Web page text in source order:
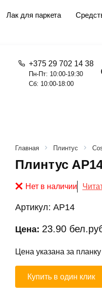
Лак для паркета
+375 29 702 14 38
Пн-Пт: 10:00-19:30
Сб: 10:00-18:00
Главная Плинтус
Плинтус
Нет в наличии
Артикул: AP14
Цена: 23.90
Цена указана за
Купить в один клик